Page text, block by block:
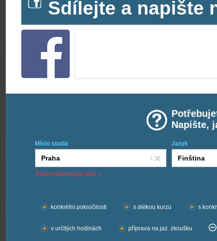
Sdílejte a napište
Napište,
Místo studia Jazyk
Počet nalezených škol: 1
konkrétní pokročilosti
s délkou kurzu s
v určitých hodinách příprava na jaz. zkoušku